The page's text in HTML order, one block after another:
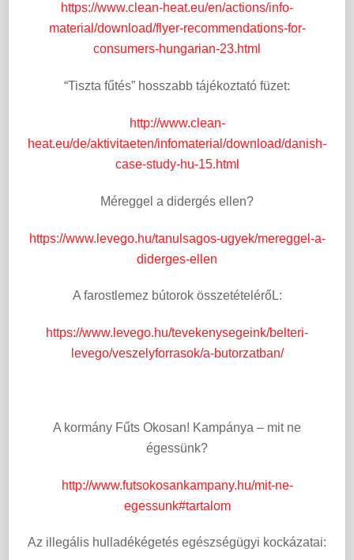
https://www.clean-heat.eu/en/actions/info-
material/download/flyer-recommendations-for-
consumers-hungarian-23.html
“Tiszta fűtés” hosszabb tájékoztató füzet:
http://www.clean-
heat.eu/de/aktivitaeten/infomaterial/download/danish-
case-study-hu-15.html
Méreggel a didergés ellen?
https://www.levego.hu/tanulsagos-ugyek/mereggel-a-
diderges-ellen
A farostlemez bútorok összetételérőL:
https://www.levego.hu/tevekenysegeink/belteri-
levego/veszelyforrasok/a-butorzatban/
A kormány Fűts Okosan! Kampánya – mit ne
égessünk?
http://www.futsokosankampany.hu/mit-ne-
egessunk#tartalom
Az illegális hulladékégetés egészségügyi kockázatai: